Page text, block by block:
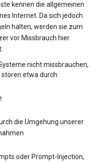
kennen die allgemeinen
Internet. Da sich jedoch
halten, werden sie zum
vor Missbrauch hier
nicht missbrauchen,
etwa durch:
die Umgehung unserer
oder Prompt-Injection,